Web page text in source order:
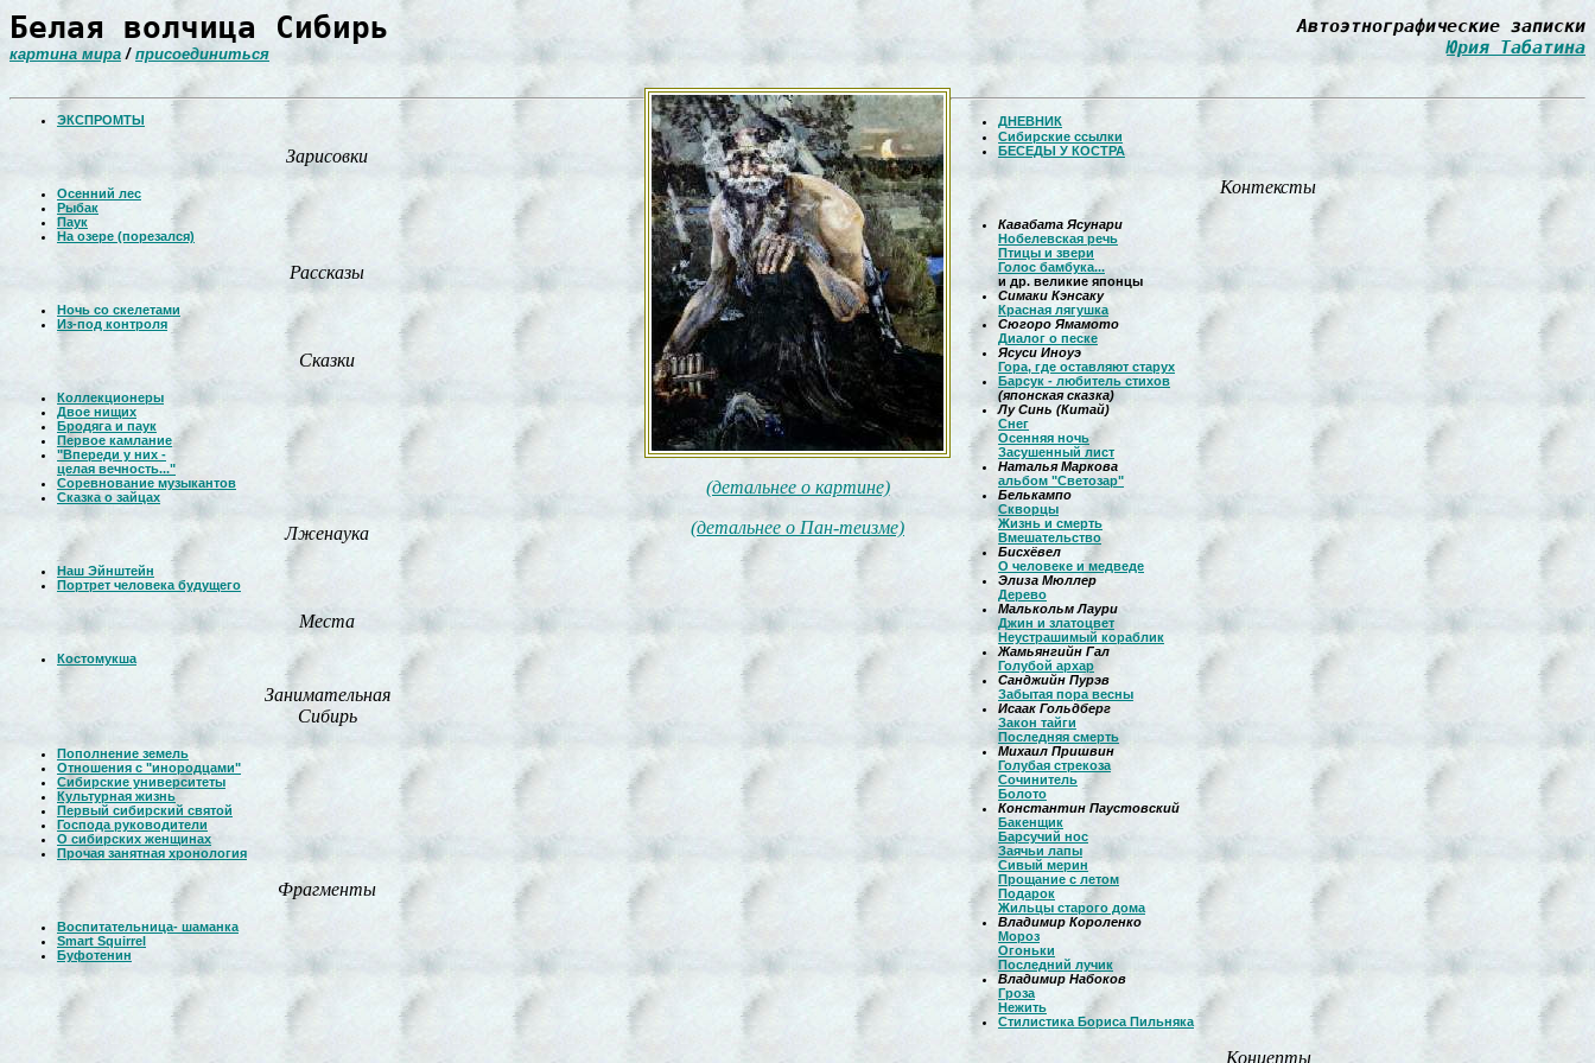
Белая волчица Сибирь
картина мира / присоединиться
Автоэтнографические записки
Юрия Табатина
ЭКСПРОМТЫ
Зарисовки
Осенний лес
Рыбак
Паук
На озере (порезался)
Рассказы
Ночь со скелетами
Из-под контроля
Сказки
Коллекционеры
Двое нищих
Бродяга и паук
Первое камлание
"Впереди у них -
целая вечность..."
Соревнование музыкантов
Сказка о зайцах
Лженаука
Наш Эйнштейн
Портрет человека будущего
Места
Костомукша
Занимательная
Сибирь
Пополнение земель
Отношения с "инородцами"
Сибирские университеты
Культурная жизнь
Первый сибирский святой
Господа руководители
О сибирских женщинах
Прочая занятная хронология
Фрагменты
Воспитательница- шаманка
Smart Squirrel
Буфотенин
(детальнее о картине)
(детальнее о Пан-теизме)
ДНЕВНИК
Сибирские ссылки
БЕСЕДЫ У КОСТРА
Контексты
Кавабата Ясунари
Нобелевская речь
Птицы и звери
Голос бамбука...
и др. великие японцы
Симаки Кэнсаку
Красная лягушка
Сюгоро Ямамото
Диалог о песке
Ясуси Иноуэ
Гора, где оставляют старух
Барсук - любитель стихов
(японская сказка)
Лу Синь (Китай)
Снег
Осенняя ночь
Засушенный лист
Наталья Маркова
альбом "Светозар"
Белькампо
Скворцы
Жизнь и смерть
Вмешательство
Бисхёвел
О человеке и медведе
Элиза Мюллер
Дерево
Малькольм Лаури
Джин и златоцвет
Неустрашимый кораблик
Жамьянгийн Гал
Голубой архар
Санджийн Пурэв
Забытая пора весны
Исаак Гольдберг
Закон тайги
Последняя смерть
Михаил Пришвин
Голубая стрекоза
Сочинитель
Болото
Константин Паустовский
Бакенщик
Барсучий нос
Заячьи лапы
Сивый мерин
Прощание с летом
Подарок
Жильцы старого дома
Владимир Короленко
Мороз
Огоньки
Последний лучик
Владимир Набоков
Гроза
Нежить
Стилистика Бориса Пильняка
Концепты